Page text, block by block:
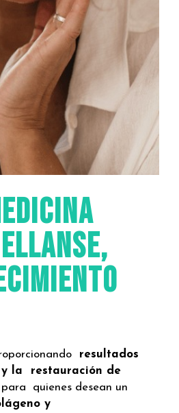
resultados
la restauración de
quienes desean un
y